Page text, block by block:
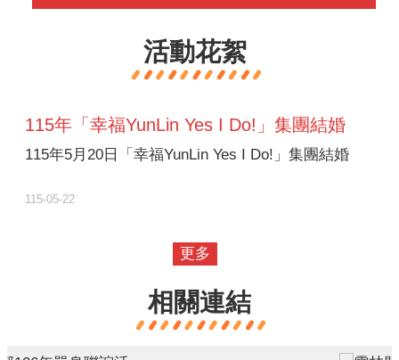
活動花絮
115年「幸福YunLin Yes I Do!」集團結婚
115-05-22
115年5月20日「幸福YunLin Yes I Do!」集團結婚
更多
相關連結